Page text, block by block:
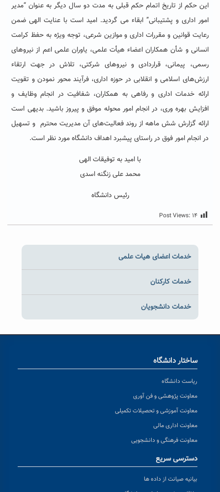
این حکم از تاریخ اتمام حکم قبلی به مدت دو سال دیگر به عنوان “مدیر
امور اداری و پشتیبانی” ابقاء می گردید. امید است با عنایت الهی ضمن
رعایت قوانین و مقررات اداری و موازین شرعی، توجه ویژه به حفظ کرامت
انسانی و شأن همکاران اعضاء هیأت علمی، یاوران علمی اعم از نیروهای
رسمی، پیمانی، قراردادی و نیروهای شرکتی، تلاش در جهت ارتقاء
ارزش‌های اسلامی و انقلابی در حوزه اداری، فرآیند محور نمودن و تقویت
ارائه خدمات اداری و رفاهی به همکاران، شفافیت در انجام وظایف و
افزایش بهره وری، در انجام امور محوله موفق و پیروز باشید. بدیهی است
ارائه گزارش شش ماهه از روند فعالیت‌های آن مدیریت محترم و تسهیل
در انجام امور فوق در راستای پیشبرد اهداف دانشگاه مورد نظر است.
با امید به توفیقات الهی
محمد علی زنگنه اسدی
رئیس دانشگاه
Post Views: ۱۴
خدمات اعضای هیات علمی
خدمات کارکنان
خدمات دانشجویان
ساختار دانشگاه
ریاست دانشگاه
معاونت پژوهشی و فن آوری
معاونت آموزشی و تحصیلات تکمیلی
معاونت اداری مالی
معاونت فرهنگی و دانشجویی
دسترسی سریع
بیانیه صیانت از داده ها